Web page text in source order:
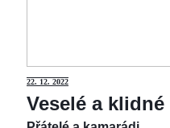
22. 12. 2022
Veselé a